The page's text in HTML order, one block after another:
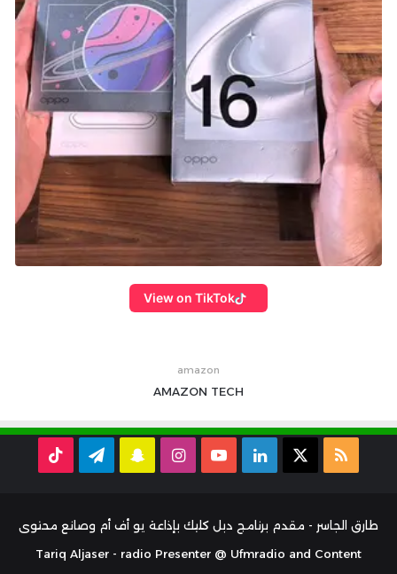
View on TikTok
amazon
AMAZON TECH
ملخص
RSS
لينكدإن ‫YouTubeانستقرامسناب تيلقرام
طارق الجاسر - مقدم برنامج دبل كليك بإذاعة يو أف أم وصانع محتوى
Tariq Aljaser - radio Presenter @ Ufmradio and Content